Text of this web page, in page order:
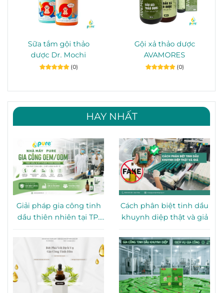
Sữa tắm gội thảo
dược Dr. Mochi
(0)
Gội xả thảo dược
AVAMORES
(0)
HAY NHẤT
Giải pháp gia công tinh
dầu thiên nhiên tại TP.
Cách phân biệt tinh dầu
khuynh diệp thật và giả